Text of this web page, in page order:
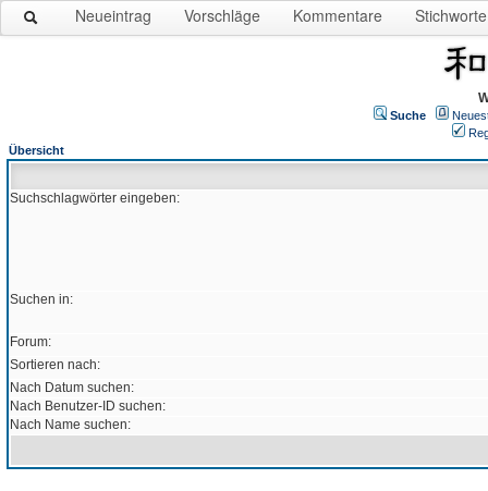
Neueintrag Vorschläge Kommentare Stichworte
Suche
Übersicht
Suchschlagwörter eingeben:
Suchen in:
Forum:
Sortieren nach:
Nach Datum suchen:
Nach Benutzer-ID suchen:
Nach Name suchen: